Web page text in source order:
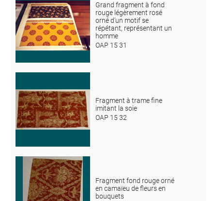
Grand fragment à fond
rouge légèrement rosé
orné d'un motif se
répétant, représentant un
homme
OAP 15 31
Fragment à trame fine
imitant la soie
OAP 15 32
Fragment fond rouge orné
en camaïeu de fleurs en
bouquets